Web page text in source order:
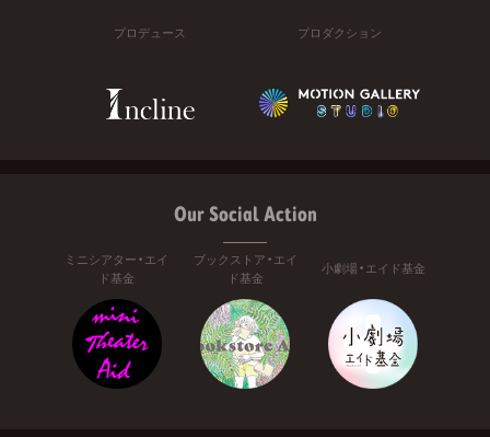
プロデュース プロダクション
Our Social Action
ミニシアター・エイ
ド基金
ブックストア・エイ
ド基金
小劇場・エイド基金